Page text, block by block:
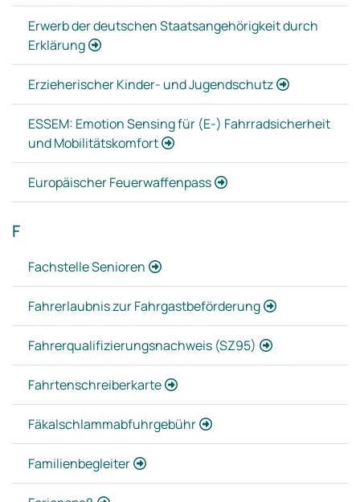
Erwerb der deutschen Staatsangehörigkeit durch
Erklärung
Erzieherischer Kinder- und Jugendschutz
ESSEM: Emotion Sensing für (E-) Fahrradsicherheit
und Mobilitätskomfort
Europäischer Feuerwaffenpass
F
Fachstelle Senioren
Fahrerlaubnis zur Fahrgastbeförderung
Fahrerqualifizierungsnachweis (SZ95)
Fahrtenschreiberkarte
Fäkalschlammabfuhrgebühr
Familienbegleiter